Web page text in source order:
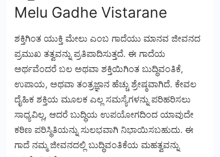
Melu Gadhe Vistarane
ಶಕ್ತಿಗಿಂತ ಯುಕ್ತಿ ಮೇಲು ಎಂಬ ಗಾದೆಯು ಮಾನವ ಜೀವನದ
ಪ್ರಮುಖ ತತ್ವವನ್ನು ಪ್ರತಿಪಾದಿಸುತ್ತದೆ. ಈ ಗಾದೆಯ
ಅರ್ಥವೆಂದರೆ ಬಲ ಅಥವಾ ಶಕ್ತಿಯಿಗಿಂತ ಬುದ್ಧಿವಂತಿಕೆ,
ಉಪಾಯ, ಅಥವಾ ತಂತ್ರಜ್ಞಾನ ಹೆಚ್ಚು ಶ್ರೇಷ್ಠವಾಗಿದೆ. ಕೇವಲ
ದೈಹಿಕ ಶಕ್ತಿಯ ಮೂಲಕ ಎಲ್ಲ ಸಮಸ್ಯೆಗಳನ್ನು ಪರಿಹರಿಸಲು
ಸಾಧ್ಯವಿಲ್ಲ, ಆದರೆ ಬುದ್ಧಿಯ ಉಪಯೋಗದಿಂದ ಯಾವುದೇ
ಕಠಿಣ ಪರಿಸ್ಥಿತಿಯನ್ನು ಸುಲಭವಾಗಿ ನಿಭಾಯಿಸಬಹುದು. ಈ
ಗಾದೆ ನಮ್ಮ ಜೀವನದಲ್ಲಿ ಬುದ್ಧಿವಂತಿಕೆಯ ಮಹತ್ವವನ್ನು